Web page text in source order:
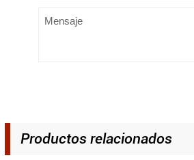
Productos relacionados